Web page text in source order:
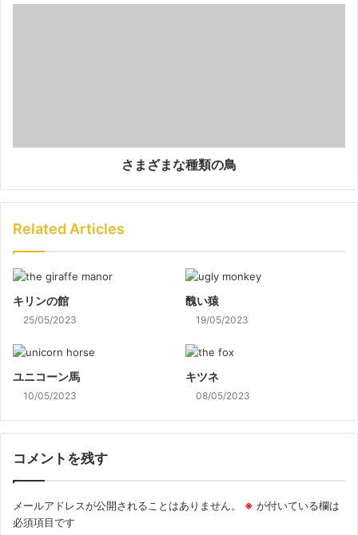
さまざまな種類の鳥
Related Articles
キリンの館
25/05/2023
醜い猿
19/05/2023
ユニコーン馬
10/05/2023
キツネ
08/05/2023
コメントを残す
メールアドレスが公開されることはありません。 ※ が付いている欄は
必須項目です